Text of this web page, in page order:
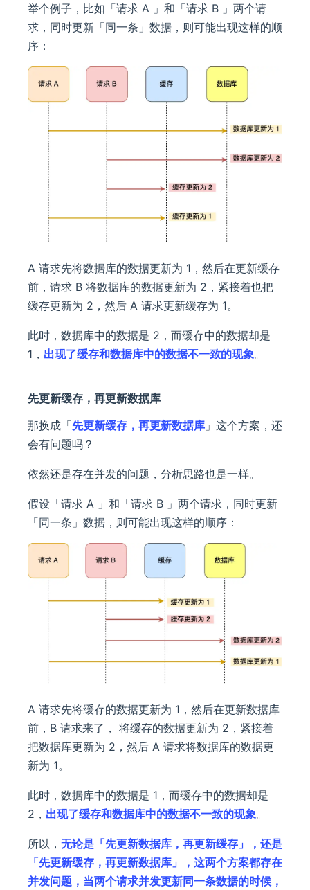
举个例子，比如「请求 A 」和「请求 B 」两个请
求，同时更新「同一条」数据，则可能出现这样的顺
序：
A 请求先将数据库的数据更新为 1，然后在更新缓存
前，请求 B 将数据库的数据更新为 2，紧接着也把
缓存更新为 2，然后 A 请求更新缓存为 1。
此时，数据库中的数据是 2，而缓存中的数据却是
1， 出现了缓存和数据库中的数据不一致的现象。
先更新缓存，再更新数据库
那换成「先更新缓存，再更新数据库 」这个方案，还
会有问题吗？
依然还是存在并发的问题，分析思路也是一样。
假设「请求 A 」和「请求 B 」两个请求，同时更新
「同一条」数据，则可能出现这样的顺序：
A 请求先将缓存的数据更新为 1，然后在更新数据库
前，B 请求来了， 将缓存的数据更新为 2，紧接着
把数据库更新为 2，然后 A 请求将数据库的数据更
新为 1。
此时，数据库中的数据是 1，而缓存中的数据却是
2， 出现了缓存和数据库中的数据不一致的现象。
所以， 无论是「先更新数据库，再更新缓存」，还是
「先更新缓存，再更新数据库」，这两个方案都存在
并发问题，当两个请求并发更新同一条数据的时候，